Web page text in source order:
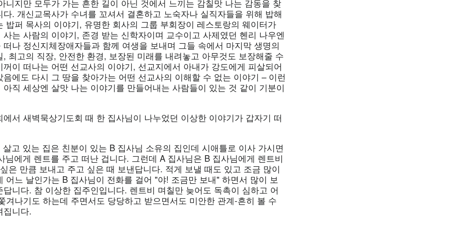
니지만 모두가 가는 흔한 길이 아닌 것에서 느끼는 감칠맛 나는 감동을 찾
. 개신교목사가 수녀를 꼬셔서 결혼하고 노숙자나 실직자들을 위해 밥해
밥퍼 목사의 이야기, 유명한 회사의 그룹 부회장이 레스토랑의 웨이터가
는 사람의 이야기, 존경 받는 신학자이며 교수이고 사제였던 헨리 나우엔
나 정신지체장애자들과 함께 여생을 보내며 그들 속에서 마지막 생명의
최고의 직장, 안전한 환경, 보장된 미래를 내려놓고 아무것도 보장해줄 수
이 떠나는 어떤 선교사의 이야기, 선교지에서 아내가 강도에게 피살되어
에도 다시 그 땅을 찾아가는 어떤 선교사의 이해할 수 없는 이야기 – 이런
직 세상엔 살맛 나는 이야기를 만들어내는 사람들이 있는 것 같이 기분이
서 새벽묵상기도회 때 한 집사님이 나누었던 이상한 이야기가 갑자기 떠
고 있는 집은 친분이 있는 B 집사님 소유의 집인데 시애틀로 이사 가시면
님에게 렌트를 주고 떠난 겁니다. 그런데 A 집사님은 B 집사님에게 렌트비
은 만큼 보내고 주고 싶은 때 보낸답니다. 적게 보낼 때도 있고 조금 많이
어느 날인가는 B 집사님이 전화를 걸어 "야! 조금만 보내" 하면서 많이 보
니다. 참 이상한 집주인입니다. 렌트비 며칠만 늦어도 독촉이 심하고 어
겨나기도 하는데 주면서도 당당하고 받으면서도 미안한 관계-흔히 볼 수
집니다.